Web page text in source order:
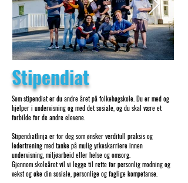
Stipendiat
Som stipendiat er du andre året på folkehøgskole. Du er med og
hjelper i undervisning og med det sosiale, og du skal være et
forbilde for de andre elevene.
Stipendiatlinja er for deg som ønsker verdifull praksis og
ledertrening med tanke på mulig yrkeskarriere innen
undervisning, miljøarbeid eller helse og omsorg.
Gjennom skoleåret vil vi legge til rette for personlig modning og
vekst og øke din sosiale, personlige og faglige kompetanse.